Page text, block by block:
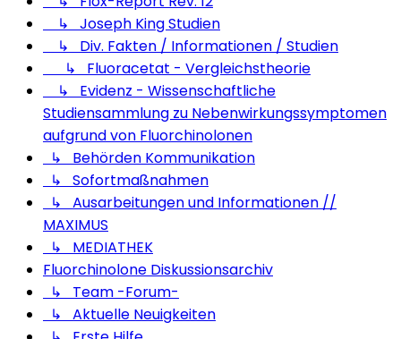
↳ Joseph King Studien
↳ Div. Fakten / Informationen / Studien
↳ Fluoracetat - Vergleichstheorie
↳ Evidenz - Wissenschaftliche
Studiensammlung zu Nebenwirkungssymptomen
aufgrund von Fluorchinolonen
↳ Behörden Kommunikation
↳ Sofortmaßnahmen
↳ Ausarbeitungen und Informationen //
MAXIMUS
↳ MEDIATHEK
Fluorchinolone Diskussionsarchiv
↳ Team -Forum-
↳ Aktuelle Neuigkeiten